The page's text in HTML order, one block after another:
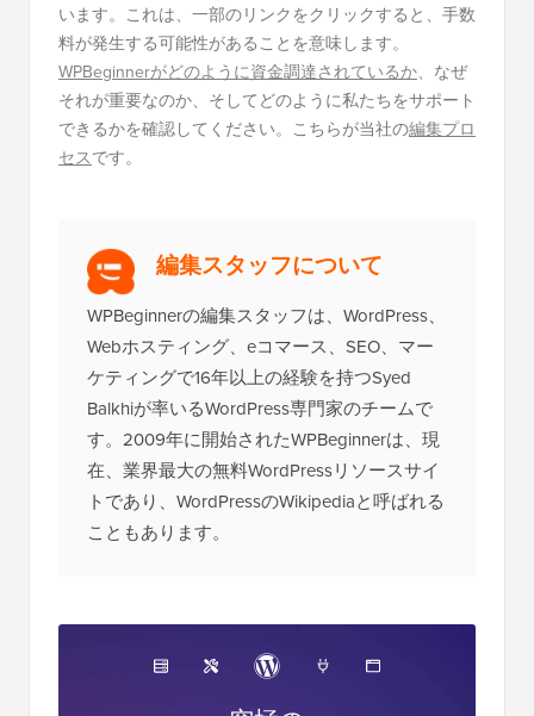
います。これは、一部のリンクをクリックすると、手数
料が発生する可能性があることを意味します。
WPBeginnerがどのように資金調達されているか、なぜ
それが重要なのか、そしてどのように私たちをサポート
できるかを確認してください。こちらが当社の編集プロ
セスです。
編集スタッフについて
WPBeginnerの編集スタッフは、WordPress、
Webホスティング、eコマース、SEO、マー
ケティングで16年以上の経験を持つSyed
Balkhiが率いるWordPress専門家のチームで
す。2009年に開始されたWPBeginnerは、現
在、業界最大の無料WordPressリソースサイ
トであり、WordPressのWikipediaと呼ばれる
こともあります。